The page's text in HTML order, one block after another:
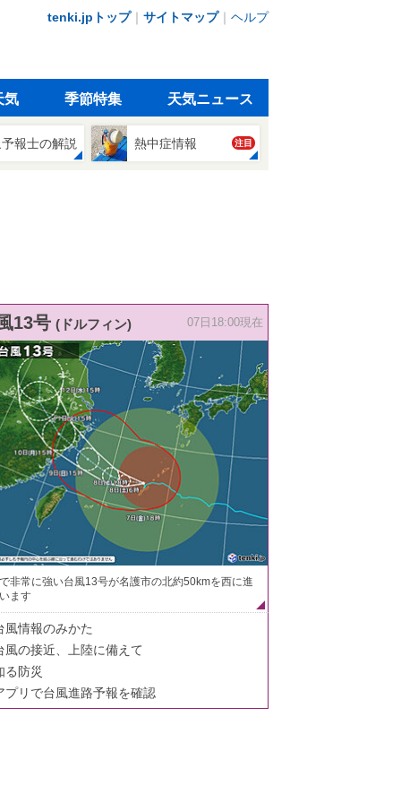
tenki.jpトップ｜ サイトマップ｜ ヘルプ
気 季節特集 天気ニュース
報士の解説 熱中症情報 注目
13号 (ドルフィン) 07日18:00現在
非常に強い台風13号が名護市の北約50kmを西に進
ます
風情報のみかた
風の接近、上陸に備えて
る防災
プリで台風進路予報を確認